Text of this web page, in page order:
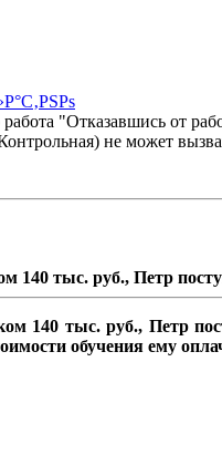
"Отказавшись от
не может
140 тыс. руб., Петр
140 тыс. руб., Петр
обучения ему